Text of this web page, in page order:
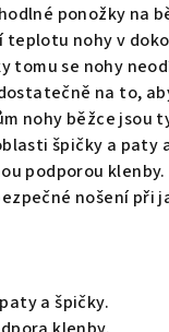
ponožky na
nohy v
tomu se nohy
na to,
nohy běžce jsou
špičky a paty
podporou klenby.
nošení při
a špičky.